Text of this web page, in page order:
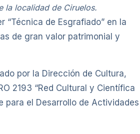
la localidad de Ciruelos.
de Esgrafiado” en la
de gran valor patrimonial y
por la Dirección de Cultura,
2193 “Red Cultural y Científica
para el Desarrollo de Actividades